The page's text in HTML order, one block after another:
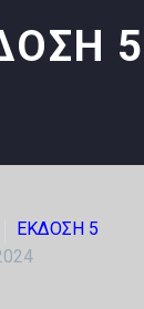
ΕΚΔΟΣΗ 5